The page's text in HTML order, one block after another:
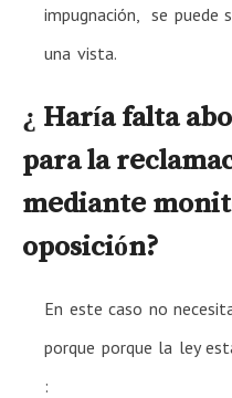
impugnación, se puede
una vista.
¿ Haría falta
para la
mediante
oposición?
En este caso no
porque porque la ley
: